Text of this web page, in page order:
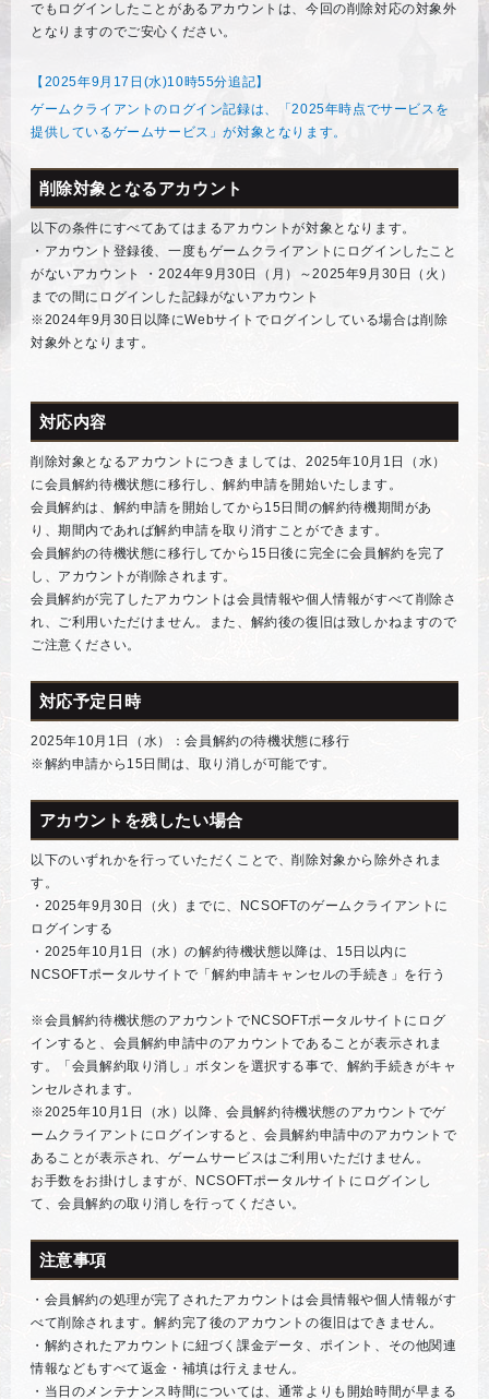
でもログインしたことがあるアカウントは、今回の削除対応の対象外
となりますのでご安心ください。
【2025年9月17日(水)10時55分追記】
ゲームクライアントのログイン記録は、「2025年時点でサービスを
提供しているゲームサービス」が対象となります。
削除対象となるアカウント
以下の条件にすべてあてはまるアカウントが対象となります。
・アカウント登録後、一度もゲームクライアントにログインしたこと
がないアカウント ・2024年9月30日（月）～2025年9月30日（火）
までの間にログインした記録がないアカウント
※2024年9月30日以降にWebサイトでログインしている場合は削除
対象外となります。
対応内容
削除対象となるアカウントにつきましては、2025年10月1日（水）
に会員解約待機状態に移行し、解約申請を開始いたします。
会員解約は、解約申請を開始してから15日間の解約待機期間があ
り、期間内であれば解約申請を取り消すことができます。
会員解約の待機状態に移行してから15日後に完全に会員解約を完了
し、アカウントが削除されます。
会員解約が完了したアカウントは会員情報や個人情報がすべて削除さ
れ、ご利用いただけません。また、解約後の復旧は致しかねますので
ご注意ください。
対応予定日時
2025年10月1日（水）：会員解約の待機状態に移行
※解約申請から15日間は、取り消しが可能です。
アカウントを残したい場合
以下のいずれかを行っていただくことで、削除対象から除外されま
す。
・2025年9月30日（火）までに、NCSOFTのゲームクライアントに
ログインする
・2025年10月1日（水）の解約待機状態以降は、15日以内に
NCSOFTポータルサイトで「解約申請キャンセルの手続き」を行う
※会員解約待機状態のアカウントでNCSOFTポータルサイトにログ
インすると、会員解約申請中のアカウントであることが表示されま
す。「会員解約取り消し」ボタンを選択する事で、解約手続きがキャ
ンセルされます。
※2025年10月1日（水）以降、会員解約待機状態のアカウントでゲ
ームクライアントにログインすると、会員解約申請中のアカウントで
あることが表示され、ゲームサービスはご利用いただけません。
お手数をお掛けしますが、NCSOFTポータルサイトにログインし
て、会員解約の取り消しを行ってください。
注意事項
・会員解約の処理が完了されたアカウントは会員情報や個人情報がす
べて削除されます。解約完了後のアカウントの復旧はできません。
・解約されたアカウントに紐づく課金データ、ポイント、その他関連
情報などもすべて返金・補填は行えません。
・当日のメンテナンス時間については、通常よりも開始時間が早まる